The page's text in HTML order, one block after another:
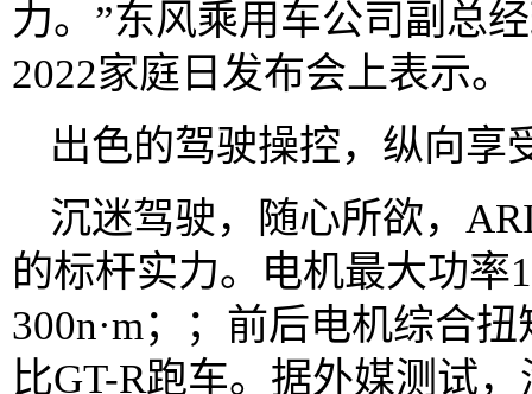
力。”东风乘用车公司副总
2022家庭日发布会上表示。
出色的驾驶操控，纵向享
沉迷驾驶，随心所欲，
的标杆实力。电机最大功率
300n·m；；前后电机综合
比GT-R跑车。据外媒测试